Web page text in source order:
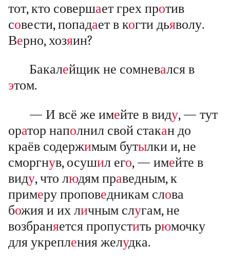
тот, кто совершает грех против
совести, попадает в когти дьяволу.
Верно, хозяин?
Бакалейщик не сомневался в
этом.
— И всё же имейте в виду, — тут
оратор наполнил свой стакан до
краёв содержимым бутылки и, не
сморгнув, осушил его, — имейте в
виду, что людям праведным, к
примеру проповедникам слова
божия и их личным слугам, не
возбраняется пропустить рюмочку
для укрепления желудка.